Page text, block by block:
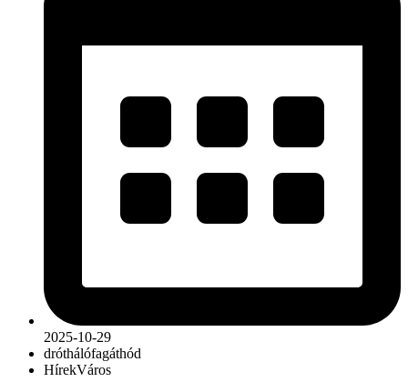
2025-10-29
dróthálófagáthód
HírekVáros